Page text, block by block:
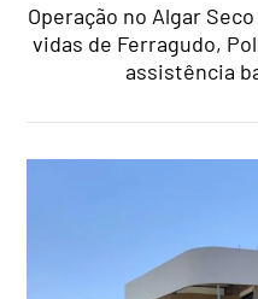
Operação no Algar
vidas de Ferragudo,
assistência